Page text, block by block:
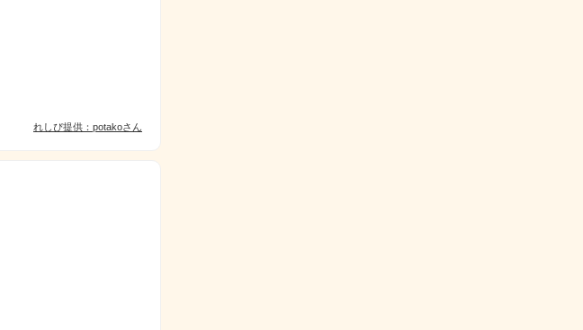
れしぴ提供：potakoさん